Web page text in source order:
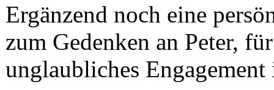
Ergänzend noch eine
zum Gedenken an Peter,
unglaubliches